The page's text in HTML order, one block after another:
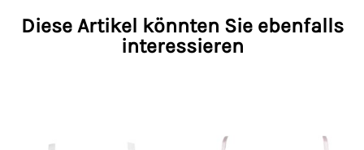
Diese Artikel könnten Sie ebenfalls
interessieren